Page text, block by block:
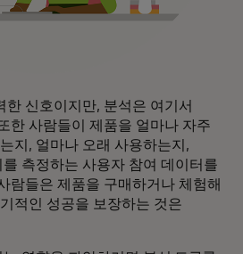
한 신호이지만, 분석은 여기서
한 사람들이 제품을 얼마나 자주
지, 얼마나 오래 사용하는지,
측정하는 사용자 참여 데이터를
람들은 제품을 구매하거나 체험해
적인 성공을 보장하는 것은